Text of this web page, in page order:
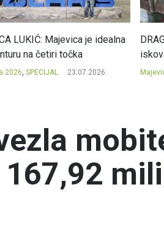
LUKIĆ: Majevica je idealna
na četiri točka
2026, SPECIJAL 23.07.2026.